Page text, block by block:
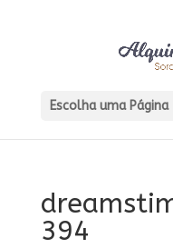
Escolha uma Página
394